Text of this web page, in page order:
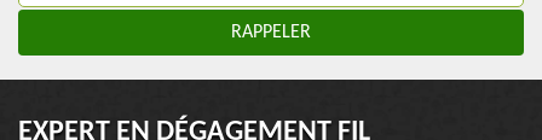
EXPERT EN DÉGAGEMENT FIL